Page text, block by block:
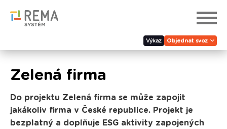
Výkaz Objednat svoz
Zelená firma
Do projektu Zelená firma se může zapojit
jakákoliv firma v České republice. Projekt je
bezplatný a doplňuje ESG aktivity zapojených